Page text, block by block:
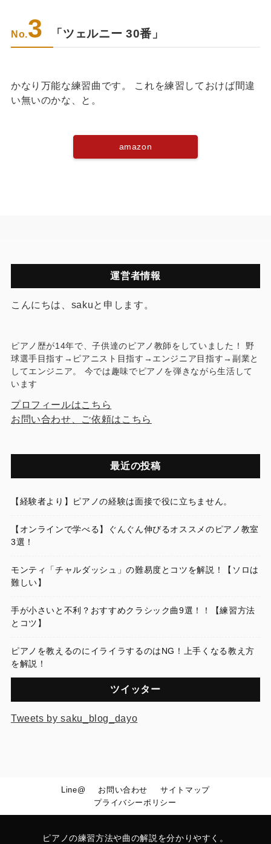
No.3 「ツェルニー 30番」
かなり万能な練習曲です。 これを練習しておけば間違
い無いのかな、と。
amazon
運営者情報
こんにちは、sakuと申します。
ピアノ歴が14年で、子供達のピアノ教師をしていました！ 野
球選手目指す→ピアニスト目指す→エンジニア目指す→副業と
してエンジニア。 今では趣味でピアノを弾きながら生活して
います
プロフィールはこちら
お問い合わせ、ご依頼はこちら
最近の投稿
【経験者より】ピアノの経験は面接で役に立ちません。
【オンラインで学べる】ぐんぐん伸びるオススメのピアノ教室
3選！
モンティ「チャルダッシュ」の難易度とコツを解説！【ソロは
難しい】
手が小さいと不利？おすすめクラシック曲9選！！【練習方法
とコツ】
ピアノを教えるのにイライラするのはNG！上手くなる教え方
を解説！
ツイッター
Tweets by saku_blog_dayo
Line@ お問い合わせ
サイトマップ
プライバシーポリシー
ピアノの練習方法や曲の解説を分かりやすく。